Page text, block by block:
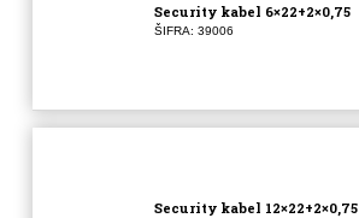
Security kabel 6×22+2×0,75
ŠIFRA: 39006
Security kabel 12×22+2×0,75
Vaše pitanje*